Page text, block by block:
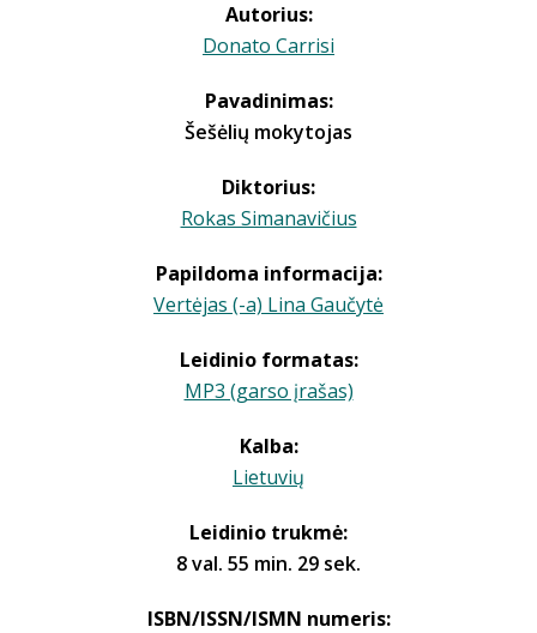
Autorius:
Donato Carrisi
Pavadinimas:
Šešėlių mokytojas
Diktorius:
Rokas Simanavičius
Papildoma informacija:
Vertėjas (-a) Lina Gaučytė
Leidinio formatas:
MP3 (garso įrašas)
Kalba:
Lietuvių
Leidinio trukmė:
8 val. 55 min. 29 sek.
ISBN/ISSN/ISMN numeris: